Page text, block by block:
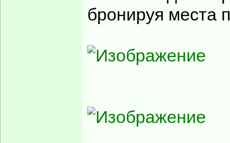
бронируя места